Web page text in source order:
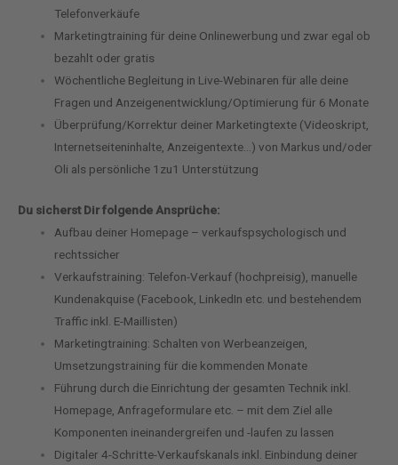
Telefonverkäufe
Marketingtraining für deine Onlinewerbung und zwar egal ob
bezahlt oder gratis
Wöchentliche Begleitung in Live-Webinaren für alle deine
Fragen und Anzeigenentwicklung/Optimierung für 6 Monate
Überprüfung/Korrektur deiner Marketingtexte (Videoskript,
Internetseiteninhalte, Anzeigentexte…) von Markus und/oder
Oli als persönliche 1zu1 Unterstützung
Du sicherst Dir folgende Ansprüche:
Aufbau deiner Homepage – verkaufspsychologisch und
rechtssicher
Verkaufstraining: Telefon-Verkauf (hochpreisig), manuelle
Kundenakquise (Facebook, LinkedIn etc. und bestehendem
Traffic inkl. E-Maillisten)
Marketingtraining: Schalten von Werbeanzeigen,
Umsetzungstraining für die kommenden Monate
Führung durch die Einrichtung der gesamten Technik inkl.
Homepage, Anfrageformulare etc. – mit dem Ziel alle
Komponenten ineinandergreifen und -laufen zu lassen
Digitaler 4-Schritte-Verkaufskanals inkl. Einbindung deiner